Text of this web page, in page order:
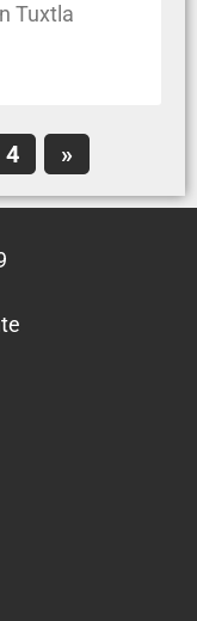
Tuxtla
4 »